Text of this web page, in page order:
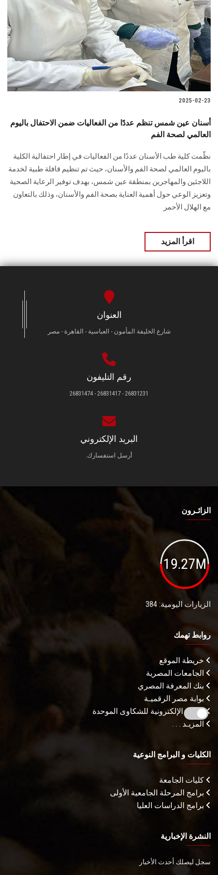
الطلاب
هيئة التدريس
الدراسات العليا
الخريجين
سجل الان
2025-02-23
أسنان عين شمس تنظم عددًا من الفعاليات ضمن الاحتفال باليوم
العالمي لصحة الفم
نظّمت كلية طب الأسنان عددًا من الفعاليات في إطار احتفالية الكلية
باليوم العالمي لصحة الفم والأسنان، حيث تم تنظيم قافلة طبية لخدمة
اللاجئين والمهاجرين بمنطقة عين شمس، بهدف توفير الرعاية الصحية
وتعزيز الوعي حول أهمية العناية بصحة الفم والأسنان، وذلك بالتعاون
مع الهلال الأحمر
اقرأ المزيد
العنوان
شارع الخليفة المأمون - العباسية - القاهرة - مصر
رقم التليفون
26831231 - 26831417 - 26831474
البريد الإلكتروني
أرسل استفسارك.
الزائـرون
19.27M
الزيارات اليومية: 384
روابط تهمك
خريطة الموقع
الجامعات المصرية
بنك المعرفة المصري
بوابة مصر الرقميـة
البوابة الإلكترونية للشكاوى الموحدة
المزيـد . . .
الكليات و البرامج النوعية
كليات الجامعة
برامج المرحلة الجامعية الأولى
برامج الدراسات العليا
النشرة الإخبارية
سجل ليصلك أحدث الأخبار